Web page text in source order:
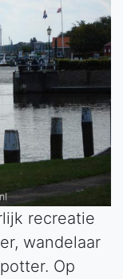
recreatie
wandelaar
Op